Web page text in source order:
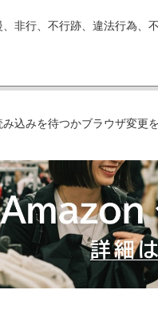
非行、不行跡、違法行為、
込みを待つかブラウザ変更を